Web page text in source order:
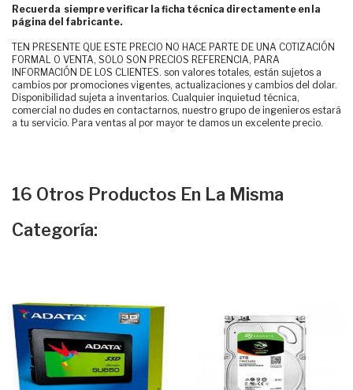
Recuerda siempre verificar la ficha técnica directamente en la
página del fabricante.
TEN PRESENTE QUE ESTE PRECIO NO HACE PARTE DE UNA COTIZACIÓN
FORMAL O VENTA, SOLO SON PRECIOS REFERENCIA, PARA
INFORMACIÓN DE LOS CLIENTES. son valores totales, están sujetos a
cambios por promociones vigentes, actualizaciones y cambios del dolar.
Disponibilidad sujeta a inventarios. Cualquier inquietud técnica,
comercial no dudes en contactarnos, nuestro grupo de ingenieros estará
a tu servicio. Para ventas al por mayor te damos un excelente precio.
16 Otros Productos En La Misma
Categoría: